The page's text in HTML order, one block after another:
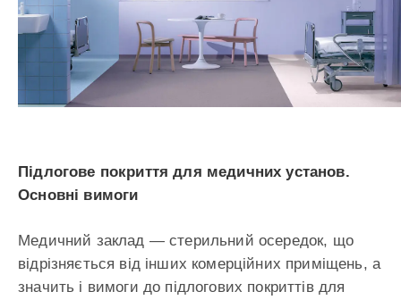
Підлогове покриття для медичних установ.
Основні вимоги
Медичний заклад — стерильний осередок, що
відрізняється від інших комерційних приміщень, а
значить і вимоги до підлогових покриттів для